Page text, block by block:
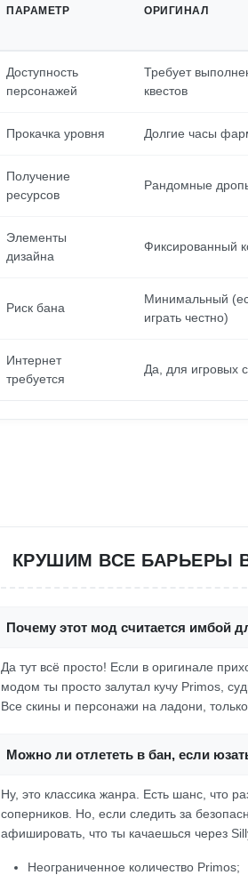
ПАРАМЕТР ОРИГИНАЛ
Доступность
персонажей
Требует
квестов
Прокачка уровня Долгие часы
Получение
ресурсов
Рандомные
Элементы
дизайна
Фиксированный
Риск бана
Минимальный
играть честно)
Интернет
требуется
Да, для игровых
КРУШИМ ВСЕ БАРЬЕРЫ В
Почему этот мод считается имбой
Да тут всё просто! Если в оригинале
модом ты просто залутал кучу Primos,
Все скины и персонажи на ладони,
Можно ли отлететь в бан, если
Ну, это классика жанра. Есть шанс, что
соперников. Но, если следить за
афишировать, что ты качаешься через
Неограниченное количество Primos;